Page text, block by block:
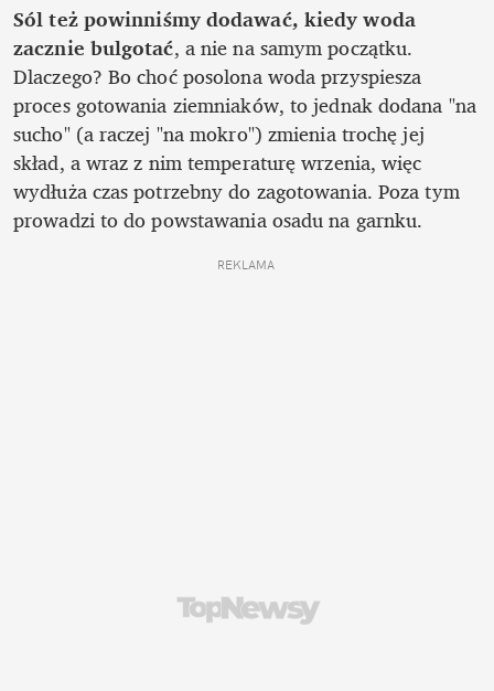
Sól też powinniśmy dodawać, kiedy woda
zacznie bulgotać, a nie na samym początku.
Dlaczego? Bo choć posolona woda przyspiesza
proces gotowania ziemniaków, to jednak dodana "na
sucho" (a raczej "na mokro") zmienia trochę jej
skład, a wraz z nim temperaturę wrzenia, więc
wydłuża czas potrzebny do zagotowania. Poza tym
prowadzi to do powstawania osadu na garnku.
REKLAMA